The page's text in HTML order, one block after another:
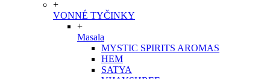
+
VONNÉ TYČINKY
+
Masala
MYSTIC SPIRITS AROMAS
HEM
SATYA